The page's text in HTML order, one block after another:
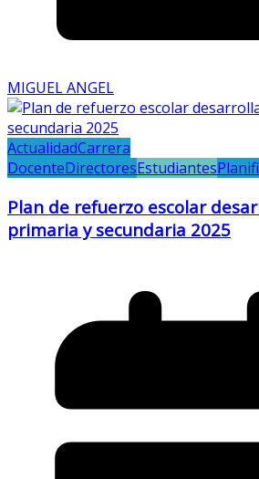
MIGUEL ANGEL
ActualidadCarrera
DocenteDirectoresEstudiantes
Plan de refuerzo escolar
primaria y secundaria 2025